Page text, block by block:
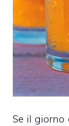
Se il giorno